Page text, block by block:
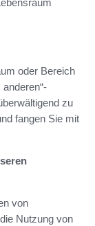
oder Bereich
zu
fangen Sie mit
von
Nutzung von